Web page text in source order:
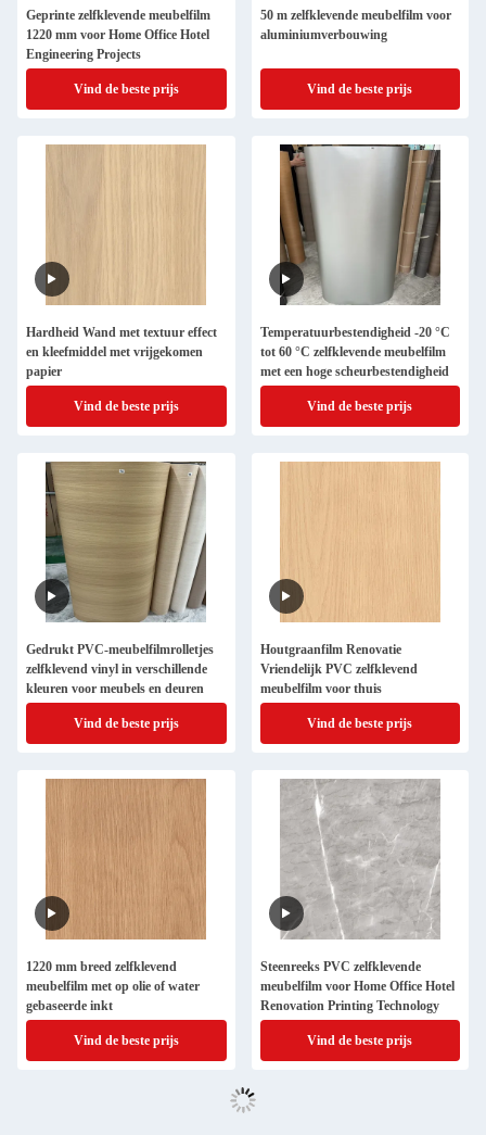
Geprinte zelfklevende meubelfilm
1220 mm voor Home Office Hotel
Engineering Projects
Vind de beste prijs
50 m zelfklevende meubelfilm voor
aluminiumverbouwing
Vind de beste prijs
Hardheid Wand met textuur effect
en kleefmiddel met vrijgekomen
papier
Vind de beste prijs
Temperatuurbestendigheid -20 °C
tot 60 °C zelfklevende meubelfilm
met een hoge scheurbestendigheid
Vind de beste prijs
Gedrukt PVC-meubelfilmrolletjes
zelfklevend vinyl in verschillende
kleuren voor meubels en deuren
Vind de beste prijs
Houtgraanfilm Renovatie
Vriendelijk PVC zelfklevend
meubelfilm voor thuis
Vind de beste prijs
1220 mm breed zelfklevend
meubelfilm met op olie of water
gebaseerde inkt
Vind de beste prijs
Steenreeks PVC zelfklevende
meubelfilm voor Home Office Hotel
Renovation Printing Technology
Vind de beste prijs